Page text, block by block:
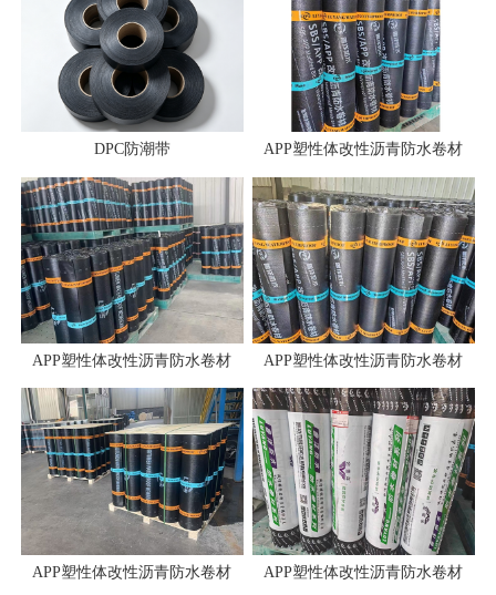
DPC防潮带 APP塑性体改性沥青防水卷材
APP塑性体改性沥青防水卷材 APP塑性体改性沥青防水卷材
APP塑性体改性沥青防水卷材 APP塑性体改性沥青防水卷材